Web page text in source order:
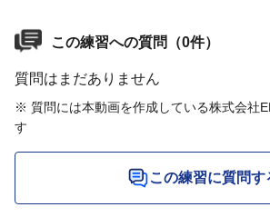
この練習への質問（0件）
質問はまだありません
※ 質問には本動画を作成している株式会社
す
この練習に質問す